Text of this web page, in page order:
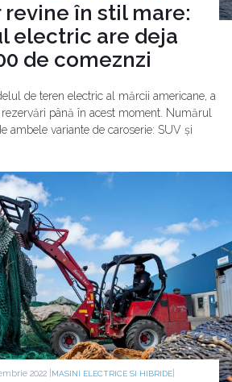
revine în stil mare:
electric are deja
de comeznzi
de teren electric al mărcii americane, a
până în acest moment. Numărul
ambele variante de caroserie: SUV și
2022 | MASINI ELECTRICE SI HIBRIDE|